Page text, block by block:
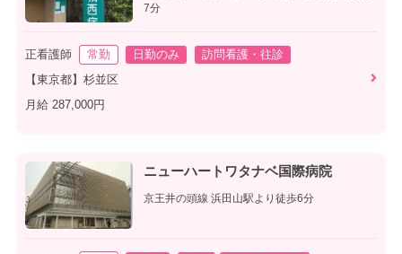
7分
正看護師 常勤 日勤のみ
訪問看護・往診
【東京都】杉並区
月給 287,000円
ニューハートワタナベ国際病院
京王井の頭線 浜田山駅より徒歩6分